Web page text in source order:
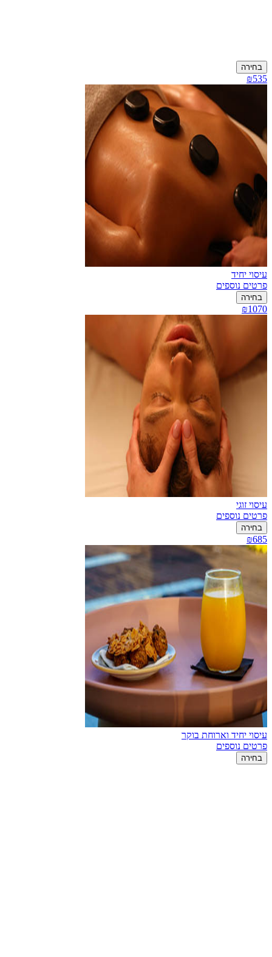
בחירה
₪535
עיסוי יחיד
פרטים נוספים
בחירה
₪1070
עיסוי זוגי
פרטים נוספים
בחירה
₪685
עיסוי יחיד וארוחת בוקר
פרטים נוספים
בחירה